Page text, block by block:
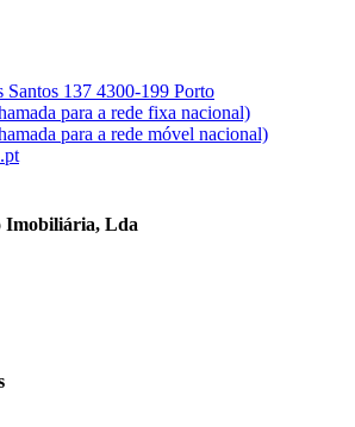
Santos 137 4300-199 Porto
para a rede fixa nacional)
para a rede móvel nacional)
Imobiliária, Lda